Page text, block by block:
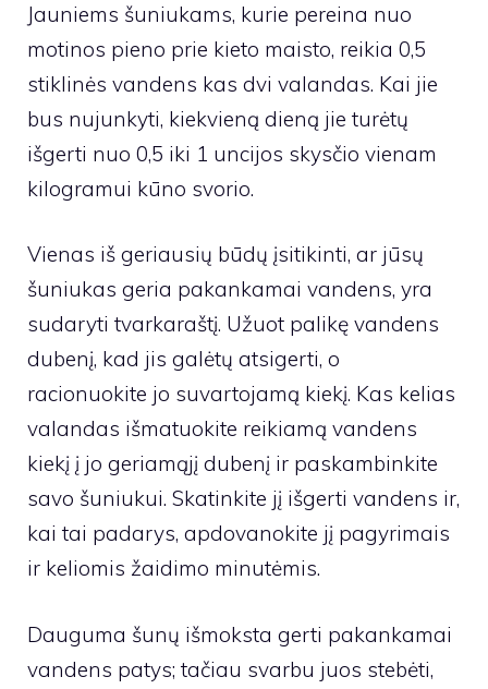
Jauniems šuniukams, kurie pereina nuo
motinos pieno prie kieto maisto, reikia 0,5
stiklinės vandens kas dvi valandas. Kai jie
bus nujunkyti, kiekvieną dieną jie turėtų
išgerti nuo 0,5 iki 1 uncijos skysčio vienam
kilogramui kūno svorio.
Vienas iš geriausių būdų įsitikinti, ar jūsų
šuniukas geria pakankamai vandens, yra
sudaryti tvarkaraštį. Užuot palikę vandens
dubenį, kad jis galėtų atsigerti, o
racionuokite jo suvartojamą kiekį. Kas kelias
valandas išmatuokite reikiamą vandens
kiekį į jo geriamąjį dubenį ir paskambinkite
savo šuniukui. Skatinkite jį išgerti vandens ir,
kai tai padarys, apdovanokite jį pagyrimais
ir keliomis žaidimo minutėmis.
Dauguma šunų išmoksta gerti pakankamai
vandens patys; tačiau svarbu juos stebėti,